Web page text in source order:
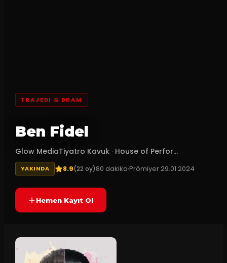
TRAJEDI & DRAM
Ben Fidel
Glow MediaTiyatro Kavuk · House of Perfor...
YAKINDA 8.9(22 oy)80 dakikaPrömiyer 29.01.2024
Hemen Kayıt Ol